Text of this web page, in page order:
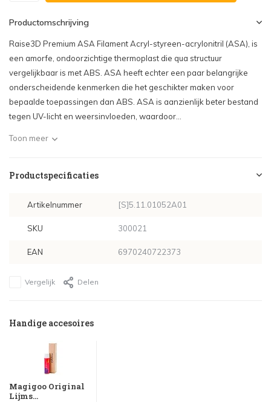
Productomschrijving
Raise3D Premium ASA Filament Acryl-styreen-acrylonitril (ASA), is
een amorfe, ondoorzichtige thermoplast die qua structuur
vergelijkbaar is met ABS. ASA heeft echter een paar belangrijke
onderscheidende kenmerken die het geschikter maken voor
bepaalde toepassingen dan ABS. ASA is aanzienlijk beter bestand
tegen UV-licht en weersinvloeden, waardoor...
Toon meer
Productspecificaties
Artikelnummer [S]5.11.01052A01
SKU 300021
EAN 6970240722373
Vergelijk Delen
Handige accesoires
Magigoo Original
Lijms...